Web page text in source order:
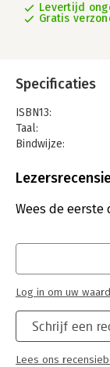
Levertijd
Gratis
Specificaties
ISBN13:
Taal:
Bindwijze:
Uitgever:
Wees de eerste
Schrijf een
Lees ons
Log in om uw